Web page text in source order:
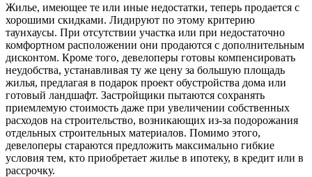
Жилье, имеющее те или иные недостатки, теперь продается с
хорошими скидками. Лидируют по этому критерию
таунхаусы. При отсутствии участка или при недостаточно
комфортном расположении они продаются с дополнительным
дисконтом. Кроме того, девелоперы готовы компенсировать
неудобства, устанавливая ту же цену за большую площадь
жилья, предлагая в подарок проект обустройства дома или
готовый ландшафт. Застройщики пытаются сохранять
приемлемую стоимость даже при увеличении собственных
расходов на строительство, возникающих из-за подорожания
отдельных строительных материалов. Помимо этого,
девелоперы стараются предложить максимально гибкие
условия тем, кто приобретает жилье в ипотеку, в кредит или в
рассрочку.